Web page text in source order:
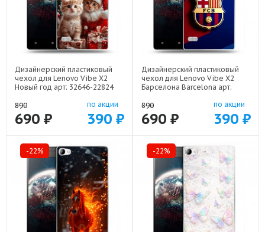
Дизайнерский пластиковый
чехол для Lenovo Vibe X2
Новый год арт: 32646-22824
890
690 ₽
по акции
390 ₽
Дизайнерский пластиковый
чехол для Lenovo Vibe X2
Барселона Barcelona арт:
890
690 ₽
по акции
390 ₽
-22% -22%